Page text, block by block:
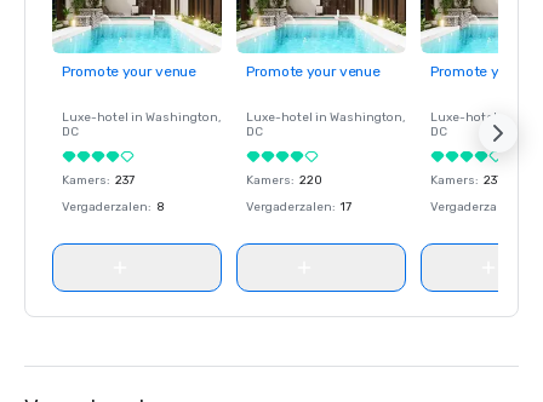
Promote your venue
Luxe-hotel in Washington,
DC
Kamers: 237
Vergaderzalen: 8
Promote your venue
Luxe-hotel in Washington,
DC
Kamers: 220
Vergaderzalen: 17
Promote your
Luxe-hotel in
DC
Kamers: 237
Vergaderzalen